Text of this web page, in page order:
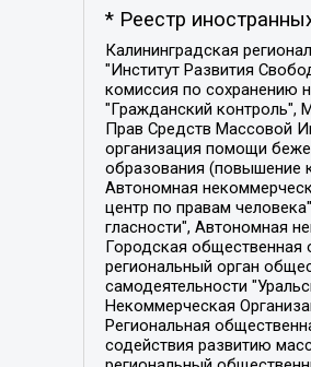
* Реестр
Калининградская региональная общественная организация "Экозащита!-Женсовет", Фонд содействия защите прав и свобод граждан "Общественный вердикт", Фонд "Институт Развития Свободы Информации", Частное учреждение "Информационное агентство МЕМО. РУ", Региональная общественная организация "Общественная комиссия по сохранению наследия академика Сахарова", Фонд поддержки свободы прессы, Санкт-Петербургская общественная правозащитная организация "Гражданский контроль", Межрегиональная общественная организация "Информационно-просветительский центр "Мемориал", Региональный Фонд "Центр Защиты Прав Средств Массовой Информации", с 05.12.2023 Фонд "Центр Защиты Прав Средств массовой информации", Региональная общественная благотворительная организация помощи беженцам и мигрантам "Гражданское содействие", Негосударственное образовательное учреждение дополнительного профессионального образования (повышение квалификации) специалистов "АКАДЕМИЯ ПО ПРАВАМ ЧЕЛОВЕКА", Свердловская региональная общественная организация "Сутяжник", Автономная некоммерческая организация "Центр независимых социологических исследований", Союз общественных объединений "Российский исследовательский центр по правам человека", Региональное общественное учреждение научно-информационный центр "МЕМОРИАЛ", Некоммерческая организация "Фонд защиты гласности", Автономная некоммерческая организация "Институт прав человека", Городская общественная организация "Екатеринбургское общество "МЕМОРИАЛ", Городская общественная организация "Рязанское историко-